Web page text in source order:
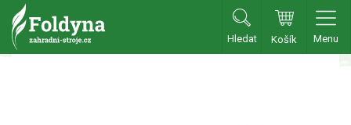
Hledat Košík Menu